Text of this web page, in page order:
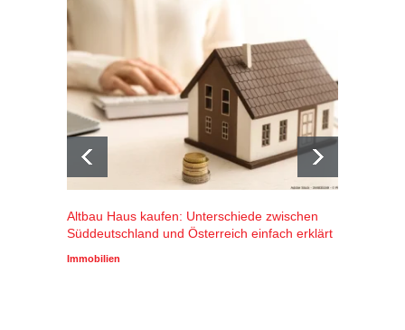
Altbau Haus kaufen: Unterschiede zwischen
Süddeutschland und Österreich einfach erklärt
Immobilien